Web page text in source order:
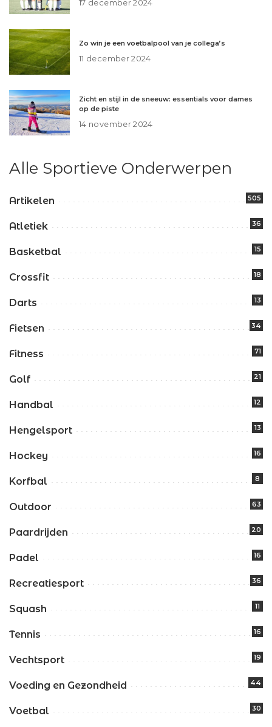
17 december 2024
Zo win je een voetbalpool van je collega’s
11 december 2024
Zicht en stijl in de sneeuw: essentials voor dames
op de piste
14 november 2024
Alle Sportieve Onderwerpen
Artikelen 505
Atletiek 36
Basketbal 15
Crossfit 18
Darts 13
Fietsen 34
Fitness 71
Golf 21
Handbal 12
Hengelsport 13
Hockey 16
Korfbal 8
Outdoor 63
Paardrijden 20
Padel 16
Recreatiesport 36
Squash 11
Tennis 16
Vechtsport 19
Voeding en Gezondheid 44
Voetbal 30